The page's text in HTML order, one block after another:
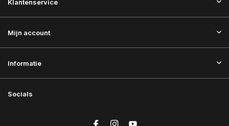
Klantenservice
Mijn account
Informatie
Socials